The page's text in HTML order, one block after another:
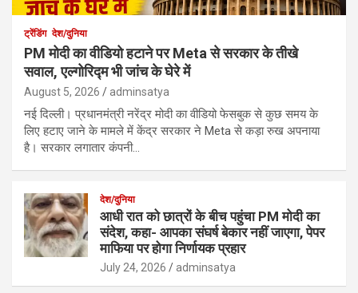
ट्रेंडिंग देश/दुनिया
PM मोदी का वीडियो हटाने पर Meta से सरकार के तीखे
सवाल, एल्गोरिद्म भी जांच के घेरे में
August 5, 2026 adminsatya
नई दिल्ली। प्रधानमंत्री नरेंद्र मोदी का वीडियो फेसबुक से कुछ समय के
लिए हटाए जाने के मामले में केंद्र सरकार ने Meta से कड़ा रुख अपनाया
है। सरकार लगातार कंपनी…
देश/दुनिया
आधी रात को छात्रों के बीच पहुंचा PM मोदी का
संदेश, कहा- आपका संघर्ष बेकार नहीं जाएगा, पेपर
माफिया पर होगा निर्णायक प्रहार
July 24, 2026 adminsatya